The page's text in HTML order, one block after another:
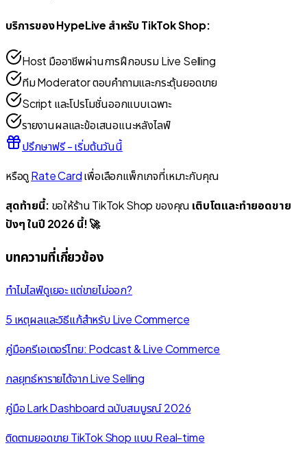
บริการของ HypeLive สำหรับ TikTok Shop:
Host มืออาชีพผ่านการฝึกอบรม Live Selling
ทีม Moderator ตอบคำถามและกระตุ้นยอดขาย
Script และโปรโมชั่นออกแบบเฉพาะ
รายงานผลและข้อเสนอแนะหลังไลฟ์
ปรึกษาฟรี - เริ่มต้นวันนี้
หรือดูRate Cardเพื่อเลือกแพ็กเกจที่เหมาะกับคุณ
สุดท้ายนี้: ขอให้ร้าน TikTok Shop ของคุณ เติบโตและทำยอดขาย
ปังๆ ในปี 2026 นี้! 🚀
บทความที่เกี่ยวข้อง
ทำไมไลฟ์ดูเยอะ แต่ขายไม่ออก?
5 เหตุผลและวิธีแก้สำหรับ Live Commerce
คู่มือครีเอเตอร์ไทย: Podcast & Live Commerce
กลยุทธ์หารายได้จาก Live Selling
คู่มือ Lark Dashboard ฉบับสมบูรณ์ 2026
ติดตามยอดขาย TikTok Shop แบบ Real-time